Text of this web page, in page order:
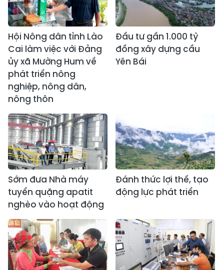
Hội Nông dân tỉnh Lào
Cai làm việc với Đảng
ủy xã Mường Hum về
phát triển nông
nghiệp, nông dân,
nông thôn
Đầu tư gần 1.000 tỷ
đồng xây dựng cầu
Yên Bái
Sớm đưa Nhà máy
tuyển quặng apatit
nghèo vào hoạt động
Đánh thức lợi thế, tạo
động lực phát triển